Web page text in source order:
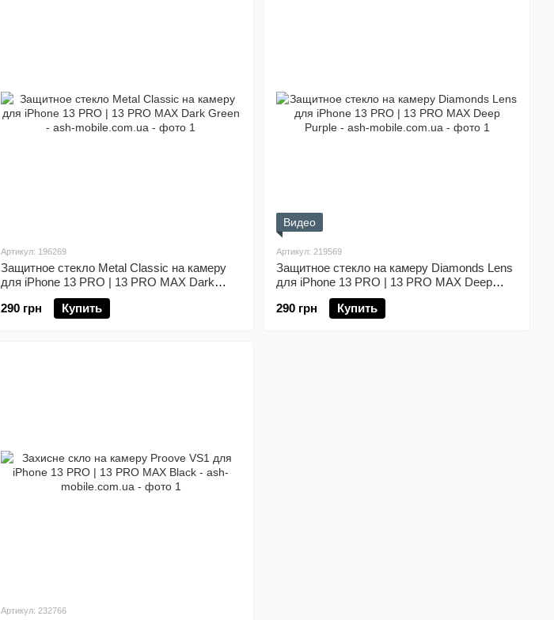
Артикул: 196269
Защитное стекло Metal Classic на камеру
для iPhone 13 PRO | 13 PRO MAX Dark
290 грн
Купить
Видео
Артикул: 219569
Защитное стекло на камеру Diamonds Lens
для iPhone 13 PRO | 13 PRO MAX Deep
290 грн
Купить
Артикул: 232766